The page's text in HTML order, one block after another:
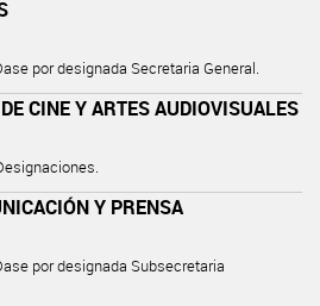
por designada Secretaria General.
CINE Y ARTES AUDIOVISUALES
Y PRENSA
por designada Subsecretaria